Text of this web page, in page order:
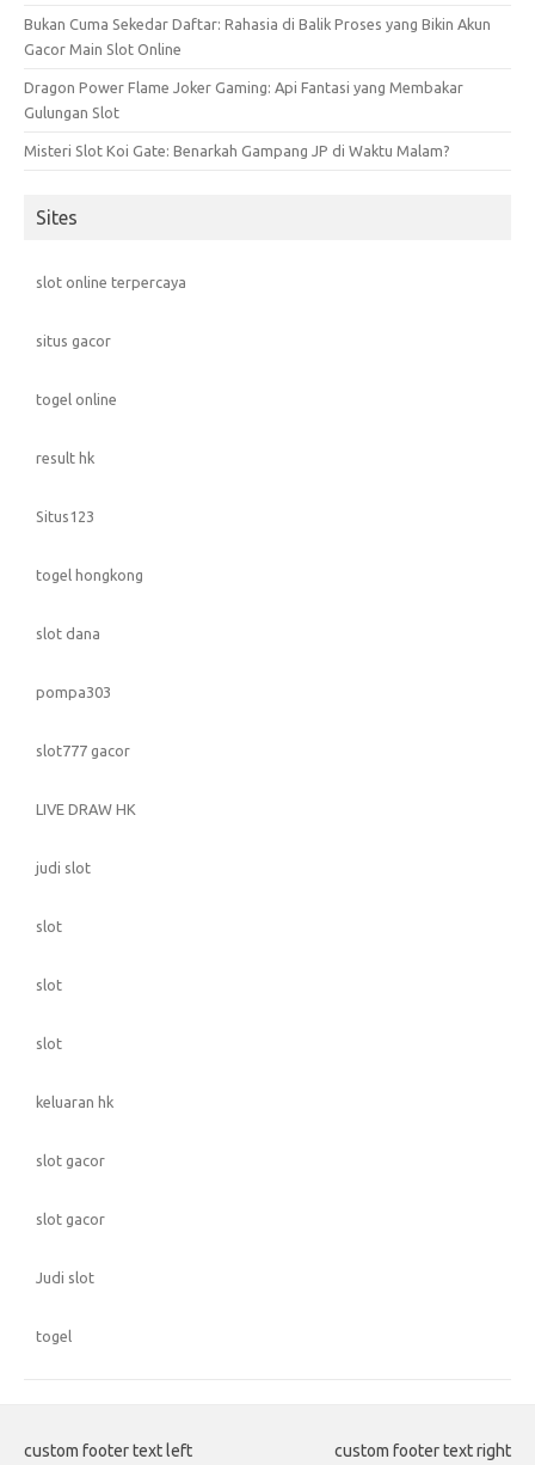
Bukan Cuma Sekedar Daftar: Rahasia di Balik Proses yang Bikin Akun
Gacor Main Slot Online
Dragon Power Flame Joker Gaming: Api Fantasi yang Membakar
Gulungan Slot
Misteri Slot Koi Gate: Benarkah Gampang JP di Waktu Malam?
Sites
slot online terpercaya
situs gacor
togel online
result hk
Situs123
togel hongkong
slot dana
pompa303
slot777 gacor
LIVE DRAW HK
judi slot
slot
slot
slot
keluaran hk
slot gacor
slot gacor
Judi slot
togel
custom footer text left custom footer text right